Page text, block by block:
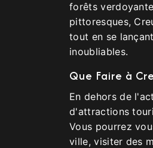
forêts
pittoresques,
tout en se
inoubliables.
Que Faire à
En dehors de
d'attractions
Vous pourrez
ville, visiter des